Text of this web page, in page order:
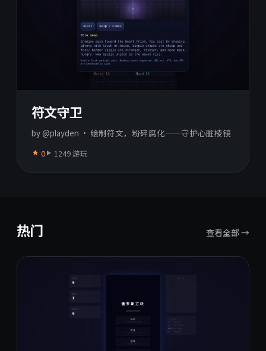
符文守卫
by @playden · 绘制符文，粉碎腐化——守护心脏棱镜
0 1249 游玩
热门 查看全部 →